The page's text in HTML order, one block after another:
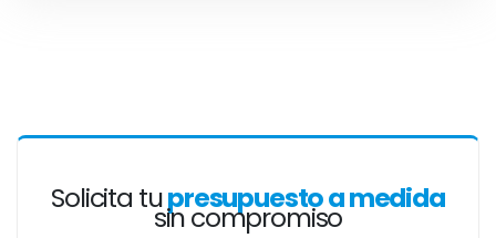
Solicita tupresupuesto a medida
sin compromiso